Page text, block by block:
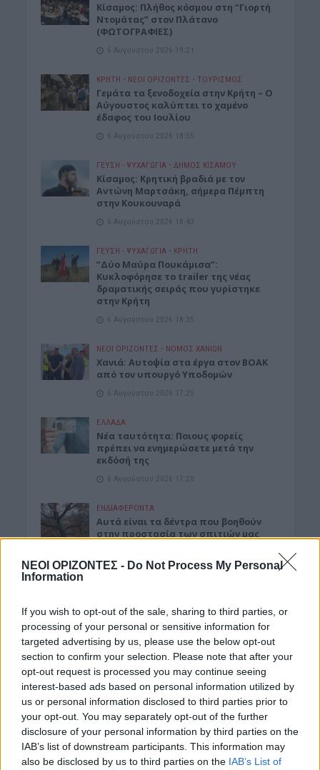
ΝΕΟΙ ΟΡΙΖΟΝΤΕΣ - Do Not Process My Personal
Information
If you wish to opt-out of the sale, sharing to third parties, or
processing of your personal or sensitive information for
targeted advertising by us, please use the below opt-out
section to confirm your selection. Please note that after your
opt-out request is processed you may continue seeing
interest-based ads based on personal information utilized by
us or personal information disclosed to third parties prior to
your opt-out. You may separately opt-out of the further
disclosure of your personal information by third parties on the
IAB’s list of downstream participants. This information may
also be disclosed by us to third parties on the IAB’s List of
Κίσαμος: Πλήθος κόσμου στη “Γιορτή
Ντομάτας” στον Πλάτανο
(ΦΩΤΟΓΡΑΦΙΕΣ)
6 Αυγούστου 2026 19:21
ΚΡΗΤΗ • ΝΕΟΙ ΟΡΙΖΟΝΤΕΣ • ΤΟΥΡΙΣΜΟΣ
Γεμάτα τα ξενοδοχεία στην Κρήτη – Ο
Αύγουστος καλύπτει το χαμένο
έδαφος του Ιουλίου
6 Αυγούστου 2026 18:55
ΓΕΎΣΗ - ΨΥΧΑΓΩΓΊΑ • ΔΉΜΟΣ ΚΙΣΆΜΟΥ
Kίσαμος: Κρητική βραδιά με τον
Αντώνη Μαρτσάκη, σήμερα Πέμπτη
στην Κουκουναρά
6 Αυγούστου 2026 18:43
ΓΕΎΣΗ - ΨΥΧΑΓΩΓΊΑ • ΚΡΗΤΗ
“Δύο Μαύρα Πουκάμισα”:
Κυκλοφόρησε το trailer της νέας
δραματικής σειράς που γυρίστηκε
στην Κρήτη
6 Αυγούστου 2026 18:35
ΝΕΟΙ ΟΡΙΖΟΝΤΕΣ • ΝΟΜΌΣ ΧΑΝΊΩΝ
Χανιά: Αυτοψία στα έργα στον ΒΟΑΚ
από τον υπουργό Υποδομών
6 Αυγούστου 2026 17:25
ΕΛΛΑΔΑ
Νέα ταυτότητα: Ποιους φορείς
πρέπει να ενημερώσετε μετά την
εκδόσή της
6 Αυγούστου 2026 17:20
ΕΝΔΙΑΦΕΡΟΝΤΑ
Αυτά είναι τα δέντρα που βοηθούν
στην προστασία των σπιτιών μας
6 Αυγούστου 2026 17:16
Σύκο: Το φρούτο με τα μυστικά που
ίσως να μην γνωρίζεις
6 Αυγούστου 2026 17:11
ΝΟΜΌΣ ΧΑΝΊΩΝ
Xανιά: Δίκτυο περισσότερων από 60
κρηνών πόσιμου νερού
6 Αυγούστου 2026 17:03
ΝΟΜΌΣ ΧΑΝΊΩΝ
Χανιά: Την εντόπισε περιπολικό,
μεταφέρθηκε στο Αστυνομικό Τμήμα